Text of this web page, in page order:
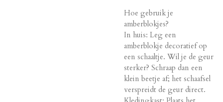
Hoe gebruik je
amberblokjes?
In huis: Leg een
amberblokje decoratief op
een schaaltje. Wil je de geur
sterker? Schraap dan een
klein beetje af; het schaafsel
verspreidt de geur direct.